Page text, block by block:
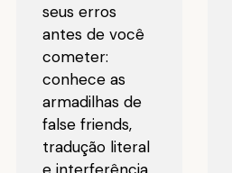
seus erros
antes de você
cometer:
conhece as
armadilhas de
false friends,
tradução literal